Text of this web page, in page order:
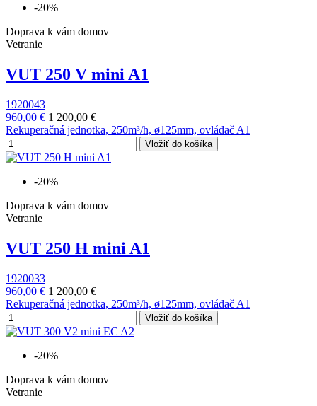
-20%
Doprava k vám domov
Vetranie
VUT 250 V mini A1
1920043
960,00 € 1 200,00 €
Rekuperačná jednotka, 250m³/h, ø125mm, ovládač A1
Vložiť do košíka
-20%
Doprava k vám domov
Vetranie
VUT 250 H mini A1
1920033
960,00 € 1 200,00 €
Rekuperačná jednotka, 250m³/h, ø125mm, ovládač A1
Vložiť do košíka
-20%
Doprava k vám domov
Vetranie